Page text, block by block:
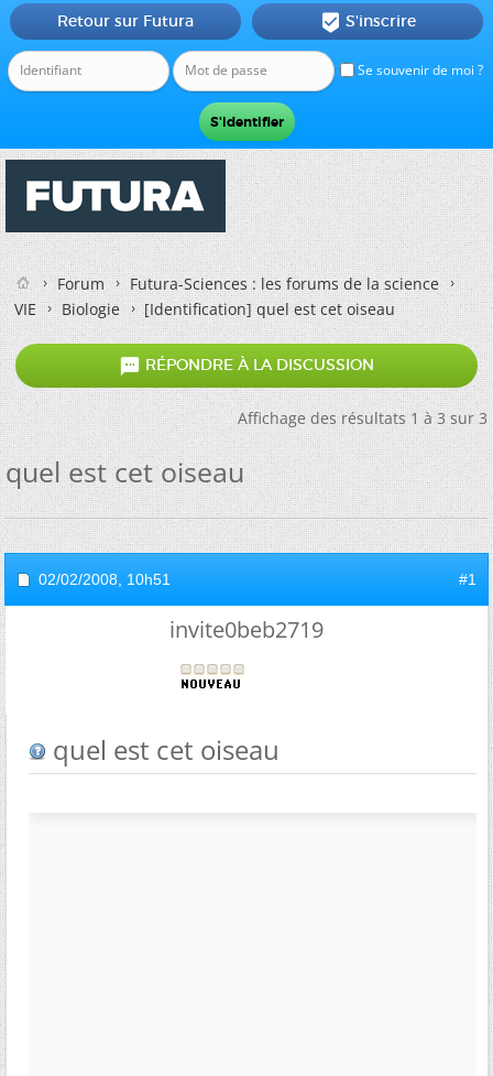
Se souvenir de moi ?
Retour sur Futura  S'inscrire
Forum
Futura-Sciences : les forums de la science
VIE
Biologie [Identification]quel est cet oiseau
 RÉPONDRE À LA DISCUSSION
Affichage des résultats 1 à 3 sur 3
quel est cet oiseau
02/02/2008, 10h51 #1
invite0beb2719
quel est cet oiseau